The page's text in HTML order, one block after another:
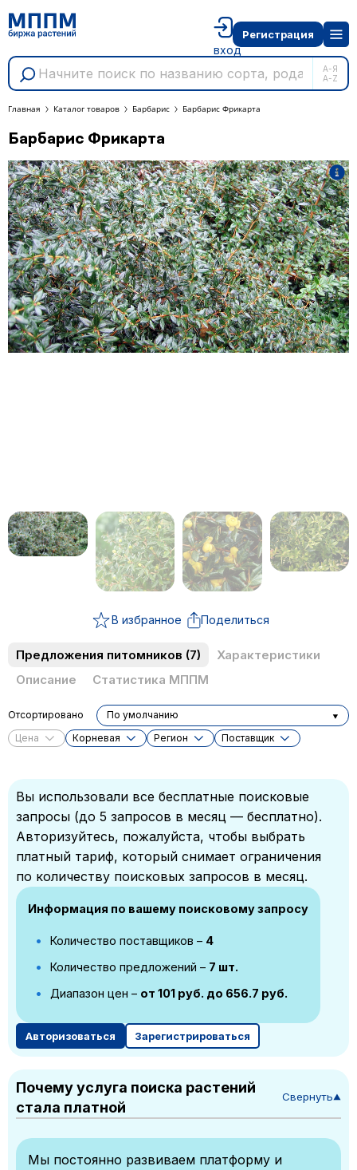
А-Я
A-Z
вход
Регистрация
Главная Каталог товаров Барбарис Барбарис Фрикарта
Барбарис Фрикарта
В избранное Поделиться
Предложения питомников (7)
Характеристики
Описание
Статистика МППМ
Цена Корневая Регион Поставщик
Отсортировано По умолчанию
Вы использовали все бесплатные поисковые
запросы (до 5 запросов в месяц — бесплатно).
Авторизуйтесь, пожалуйста, чтобы выбрать
платный тариф, который снимает ограничения
по количеству поисковых запросов в месяц.
Информация по вашему поисковому запросу
Количество поставщиков – 4
Количество предложений – 7 шт.
Диапазон цен – от 101 руб. до 656.7 руб.
Авторизоваться Зарегистрироваться
Почему услуга поиска растений
стала платной
Свернуть▼
Мы постоянно развиваем платформу и